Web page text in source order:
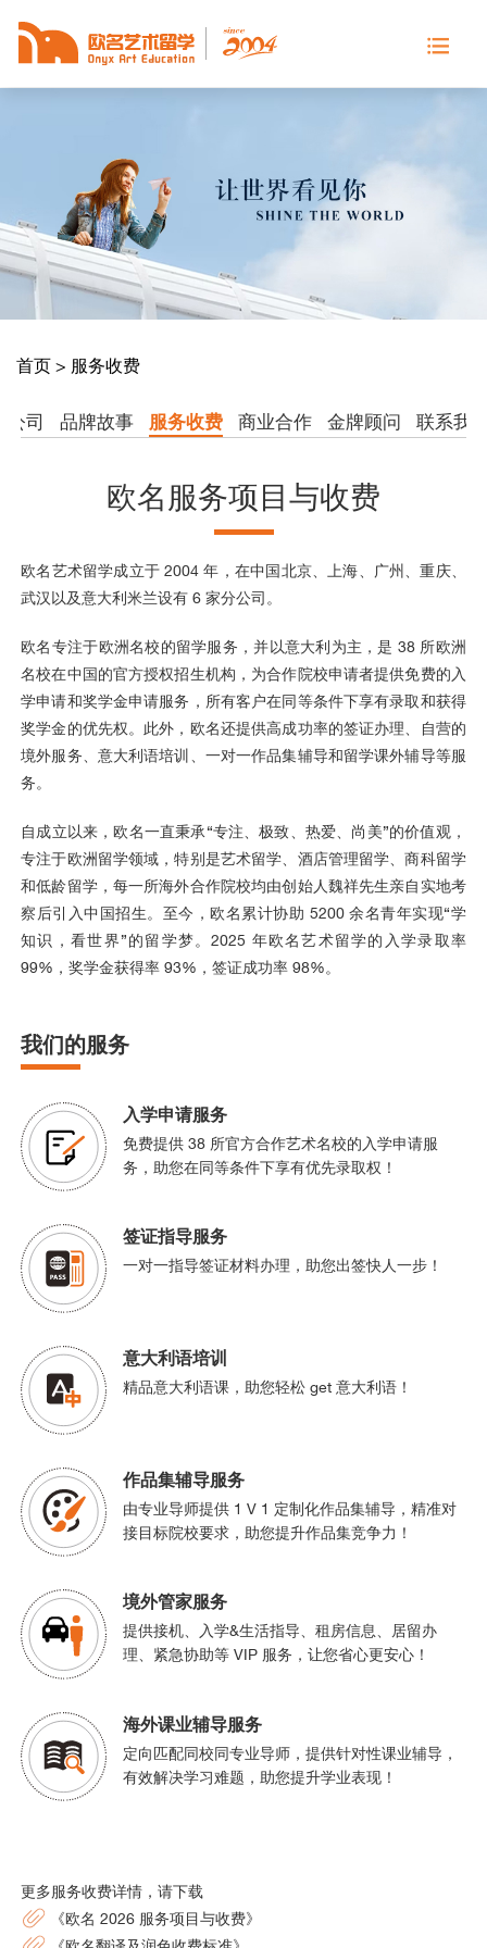
首页 > 服务收费
公司 品牌故事 服务收费 商业合作 金牌顾问 联系我
欧名服务项目与收费
欧名艺术留学成立于 2004 年，在中国北京、上海、广州、重庆、
武汉以及意大利米兰设有 6 家分公司。
欧名专注于欧洲名校的留学服务，并以意大利为主，是 38 所欧洲
名校在中国的官方授权招生机构，为合作院校申请者提供免费的入
学申请和奖学金申请服务，所有客户在同等条件下享有录取和获得
奖学金的优先权。此外，欧名还提供高成功率的签证办理、自营的
境外服务、意大利语培训、一对一作品集辅导和留学课外辅导等服
务。
自成立以来，欧名一直秉承“专注、极致、热爱、尚美”的价值观，
专注于欧洲留学领域，特别是艺术留学、酒店管理留学、商科留学
和低龄留学，每一所海外合作院校均由创始人魏祥先生亲自实地考
察后引入中国招生。至今，欧名累计协助 5200 余名青年实现“学
知识，看世界”的留学梦。2025 年欧名艺术留学的入学录取率
99%，奖学金获得率 93%，签证成功率 98%。
我们的服务
入学申请服务
免费提供 38 所官方合作艺术名校的入学申请服
务，助您在同等条件下享有优先录取权！
签证指导服务
一对一指导签证材料办理，助您出签快人一步！
意大利语培训
精品意大利语课，助您轻松 get 意大利语！
作品集辅导服务
由专业导师提供 1 V 1 定制化作品集辅导，精准对
接目标院校要求，助您提升作品集竞争力！
境外管家服务
提供接机、入学&生活指导、租房信息、居留办
理、紧急协助等 VIP 服务，让您省心更安心！
海外课业辅导服务
定向匹配同校同专业导师，提供针对性课业辅导，
有效解决学习难题，助您提升学业表现！
更多服务收费详情，请下载
《欧名 2026 服务项目与收费》